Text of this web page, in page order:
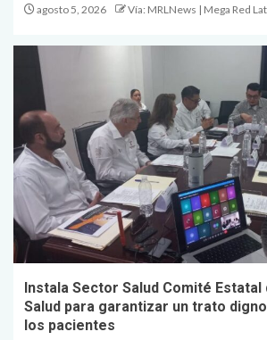
agosto 5, 2026 Vía: MRLNews | Mega Red
Instala Sector Salud Comité Estatal
Salud para garantizar un trato
los pacientes